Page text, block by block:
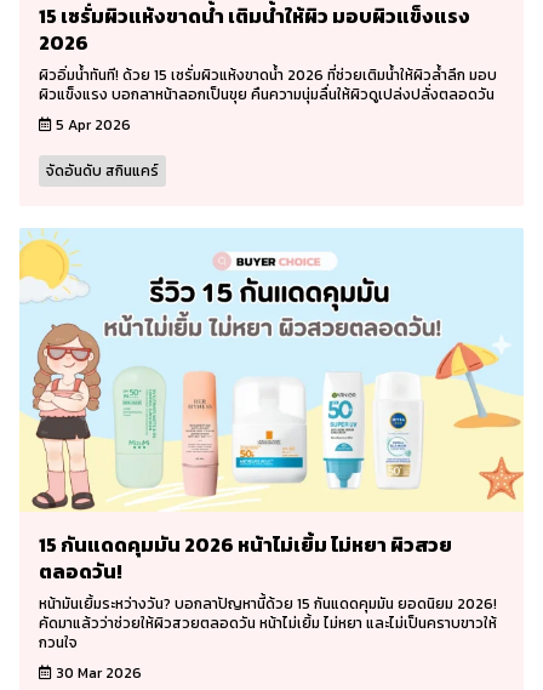
15 เซรั่มผิวแห้งขาดน้ำ เติมน้ำให้ผิว มอบผิวแข็งแรง
2026
ผิวอิ่มน้ำทันที! ด้วย 15 เซรั่มผิวแห้งขาดน้ำ 2026 ที่ช่วยเติมน้ำให้ผิวล้ำลึก มอบ
ผิวแข็งแรง บอกลาหน้าลอกเป็นขุย คืนความนุ่มลื่นให้ผิวดูเปล่งปลั่งตลอดวัน
5 Apr 2026
จัดอันดับ สกินแคร์
15 กันแดดคุมมัน 2026 หน้าไม่เยิ้ม ไม่หยา ผิวสวย
ตลอดวัน!
หน้ามันเยิ้มระหว่างวัน? บอกลาปัญหานี้ด้วย 15 กันแดดคุมมัน ยอดนิยม 2026!
คัดมาแล้วว่าช่วยให้ผิวสวยตลอดวัน หน้าไม่เยิ้ม ไม่หยา และไม่เป็นคราบขาวให้
กวนใจ
30 Mar 2026